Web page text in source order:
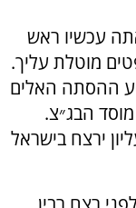
עכשיו ראש
מוטלת עליך.
ההסתה האלים
הבג״צ.
ירצח בישראל